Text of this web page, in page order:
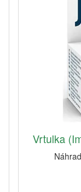
Vrtulka